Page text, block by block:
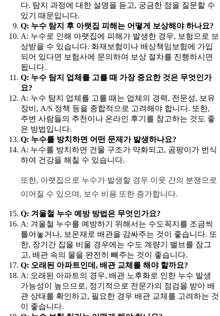
다. 탐지 과정에 대한 설명을 듣고, 궁금한 점을 질문할 수
있기 때문입니다.
Q: 누수 탐지 후 아랫집 피해는 어떻게 보상해야 하나요?
A: 누수로 인해 아랫집에 피해가 발생한 경우, 보험으로 보
상받을 수 있습니다. 화재보험이나 배상책임보험에 가입
되어 있다면 보험사에 문의하여 보상 절차를 진행하시면
됩니다.
Q: 누수 탐지 업체를 고를 때 가장 중요한 것은 무엇인가
요?
A: 누수 탐지 업체를 고를 때는 업체의 경력, 전문성, 보유
장비, A/S 정책 등을 종합적으로 고려해야 합니다. 또한,
주변 사람들의 추천이나 온라인 후기를 참고하는 것도 좋
은 방법입니다.
Q: 누수를 방치하면 어떤 문제가 발생하나요?
A: 누수를 방치하면 건물 구조가 약화되고, 곰팡이가 번식
하여 건강을 해칠 수 있습니다.
또한, 아랫집으로 누수가 발생할 경우 이웃 간의 분쟁으로
이어질 수 있으며, 보수 비용 또한 증가합니다.
Q: 겨울철 누수 예방 방법은 무엇인가요?
A: 겨울철 누수를 예방하기 위해서는 수도꼭지를 조금씩
틀어놓거나, 보온재로 배관을 감싸주는 것이 좋습니다. 또
한, 장기간 집을 비울 경우에는 수도 계량기 밸브를 잠그
고, 배관 속의 물을 완전히 빼주는 것이 좋습니다.
Q: 오래된 아파트인데, 배관 교체를 해야 할까요?
A: 오래된 아파트의 경우, 배관 노후화로 인한 누수 발생
가능성이 높으므로, 정기적으로 전문가의 점검을 받아 배
관 상태를 확인하고, 필요한 경우 배관 교체를 고려하는 것
이 좋습니다.